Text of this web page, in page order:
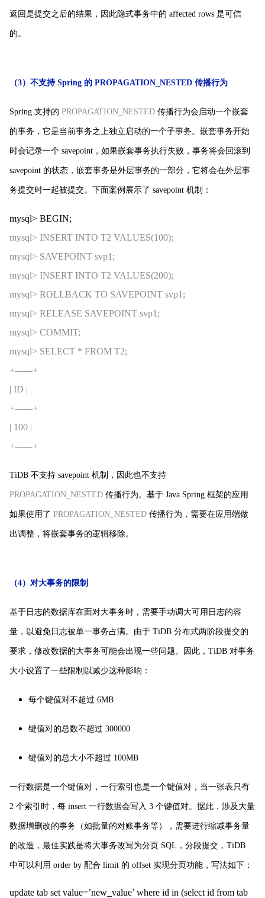
返回是提交之后的结果，因此隐式事务中的 affected rows 是可信
的。
（3）不支持 Spring 的 PROPAGATION_NESTED 传播行为
Spring 支持的 PROPAGATION_NESTED 传播行为会启动一个嵌套
的事务，它是当前事务之上独立启动的一个子事务。嵌套事务开始
时会记录一个 savepoint，如果嵌套事务执行失败，事务将会回滚到
savepoint 的状态，嵌套事务是外层事务的一部分，它将会在外层事
务提交时一起被提交。下面案例展示了 savepoint 机制：
mysql> BEGIN;
mysql> INSERT INTO T2 VALUES(100);
mysql> SAVEPOINT svp1;
mysql> INSERT INTO T2 VALUES(200);
mysql> ROLLBACK TO SAVEPOINT svp1;
mysql> RELEASE SAVEPOINT svp1;
mysql> COMMIT;
mysql> SELECT * FROM T2;
+------+
| ID |
+------+
| 100 |
+------+
TiDB 不支持 savepoint 机制，因此也不支持
PROPAGATION_NESTED 传播行为。基于 Java Spring 框架的应用
如果使用了 PROPAGATION_NESTED 传播行为，需要在应用端做
出调整，将嵌套事务的逻辑移除。
（4）对大事务的限制
基于日志的数据库在面对大事务时，需要手动调大可用日志的容
量，以避免日志被单一事务占满。由于 TiDB 分布式两阶段提交的
要求，修改数据的大事务可能会出现一些问题。因此，TiDB 对事务
大小设置了一些限制以减少这种影响：
每个键值对不超过 6MB
键值对的总数不超过 300000
键值对的总大小不超过 100MB
一行数据是一个键值对，一行索引也是一个键值对，当一张表只有
2 个索引时，每 insert 一行数据会写入 3 个键值对。据此，涉及大量
数据增删改的事务（如批量的对账事务等），需要进行缩减事务量
的改造，最佳实践是将大事务改写为分页 SQL，分段提交，TiDB
中可以利用 order by 配合 limit 的 offset 实现分页功能，写法如下：
update tab set value=’new_value’ where id in (select id from tab